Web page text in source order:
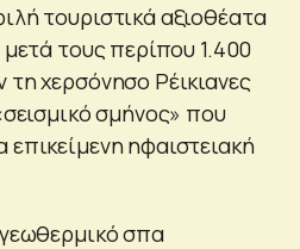
τουριστικά αξιοθέατα
μετά τους περίπου 1.400
χερσόνησο Ρέικιανες
σμήνος» που
ηφαιστειακή
σπα